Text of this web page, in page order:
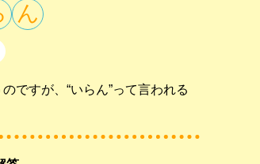
ん
ですが、“いらん”って言われる